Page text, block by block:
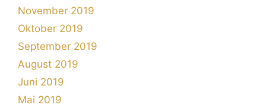
November 2019
Oktober 2019
September 2019
August 2019
Juni 2019
Mai 2019